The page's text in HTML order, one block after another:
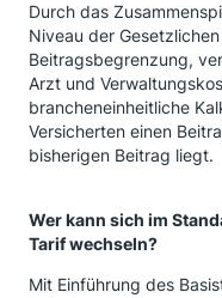
Durch das
Niveau der
Beitragsbegrenzung,
Arzt und
brancheneinheitliche
Versicherten einen
bisherigen Beitrag liegt.
Wer kann sich im
Tarif wechseln?
Mit Einführung des